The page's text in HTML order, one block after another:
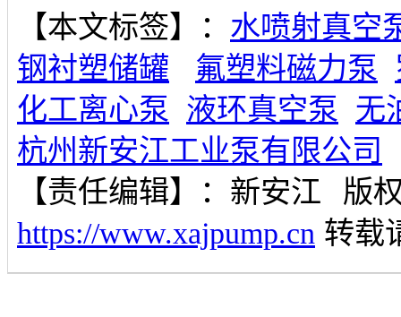
【本文标签】： 水喷射真空
钢衬塑储罐
氟塑料磁力泵
化工离心泵
液环真空泵
无
杭州新安江工业泵有限公司
【责任编辑】： 新安江
版
https://www.xajpump.cn 转载